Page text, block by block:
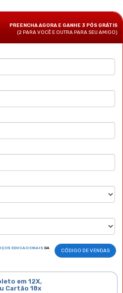
PREENCHA AGORA E GANHE 3 PÓS GRÁTIS
(2 PARA VOCÊ E OUTRA PARA SEU AMIGO)
EDUCACIONAIS DA
CÓDIGO DE VENDAS
em 12X,
Cartão 18x